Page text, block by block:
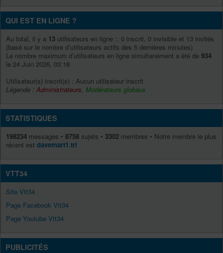
QUI EST EN LIGNE ?
Au total, il y a 13 utilisateurs en ligne :: 0 inscrit, 0 invisible et 13 invités
(basé sur le nombre d’utilisateurs actifs des 5 dernières minutes)
Le nombre maximum d’utilisateurs en ligne simultanément a été de 934
le 24 Juin 2026, 03:18
Utilisateur(s) inscrit(s) : Aucun utilisateur inscrit
Légende : Administrateurs, Modérateurs globaux
STATISTIQUES
198234 messages • 8758 sujets • 3302 membres • Notre membre le plus
récent est davemart1.tri
VTT34
Site Vtt34
Page Facebook Vtt34
Page Youtube Vtt34
PUBLICITÉS